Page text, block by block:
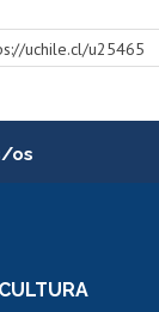
uchile.cl/u25465
os
interna